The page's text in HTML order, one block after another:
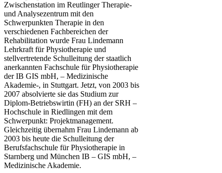
Zwischenstation im Reutlinger Therapie-
und Analysezentrum mit den
Schwerpunkten Therapie in den
verschiedenen Fachbereichen der
Rehabilitation wurde Frau Lindemann
Lehrkraft für Physiotherapie und
stellvertretende Schulleitung der staatlich
anerkannten Fachschule für Physiotherapie
der IB GIS mbH, – Medizinische
Akademie-, in Stuttgart. Jetzt, von 2003 bis
2007 absolvierte sie das Studium zur
Diplom-Betriebswirtin (FH) an der SRH –
Hochschule in Riedlingen mit dem
Schwerpunkt: Projektmanagement.
Gleichzeitig übernahm Frau Lindemann ab
2003 bis heute die Schulleitung der
Berufsfachschule für Physiotherapie in
Starnberg und München IB – GIS mbH, –
Medizinische Akademie.